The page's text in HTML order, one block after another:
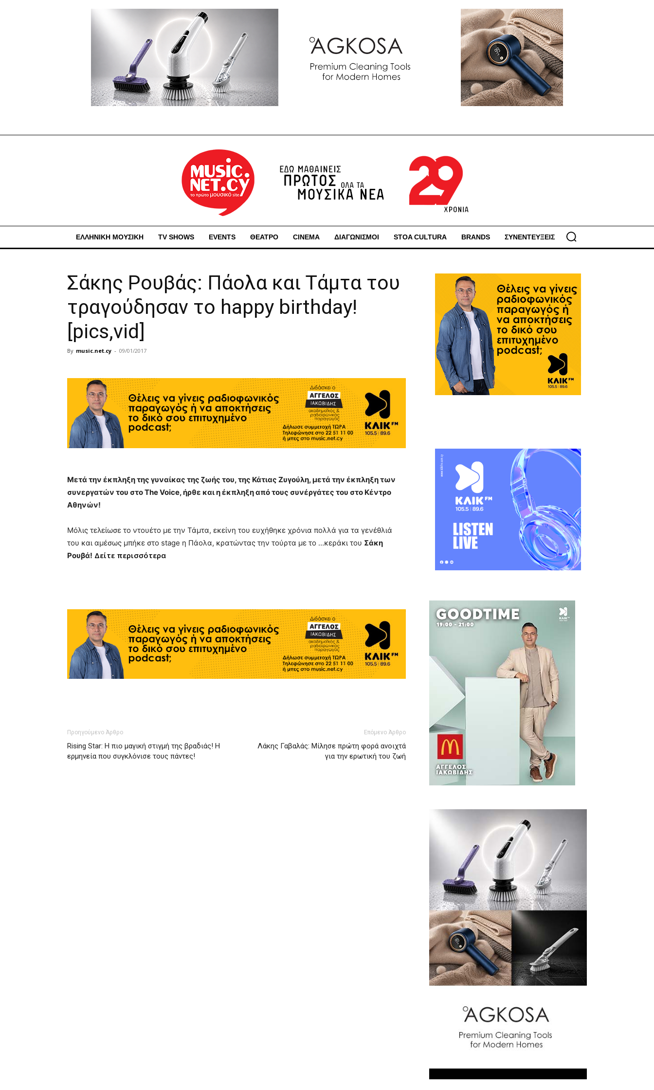
ΕΛΛΗΝΙΚΗ ΜΟΥΣΙΚΗ TV SHOWS EVENTS ΘΕΑΤΡΟ CINEMA ΔΙΑΓΩΝΙΣΜΟΙ STOA CULTURA BRANDS ΣΥΝΕΝΤΕΥΞΕΙΣ
Σάκης Ρουβάς: Πάολα και Τάμτα του
τραγούδησαν το happy birthday!
[pics,vid]
By music.net.cy - 09/01/2017
Μετά την έκπληξη της γυναίκας της ζωής του, της Κάτιας Ζυγούλη, μετά την έκπληξη των
συνεργατών του στο The Voice, ήρθε και η έκπληξη από τους συνέργάτες του στο Κέντρο
Αθηνών!
Μόλις τελείωσε το ντουέτο με την Τάμτα, εκείνη του ευχήθηκε χρόνια πολλά για τα γενέθλιά
του και αμέσως μπήκε στο stage η Πάολα, κρατώντας την τούρτα με το …κεράκι του Σάκη
Ρουβά! Δείτε περισσότερα
Προηγούμενο Άρθρο
Rising Star: Η πιο μαγική στιγμή της βραδιάς! Η
ερμηνεία που συγκλόνισε τους πάντες!
Επόμενο Άρθρο
Λάκης Γαβαλάς: Μίλησε πρώτη φορά ανοιχτά
για την ερωτική του ζωή